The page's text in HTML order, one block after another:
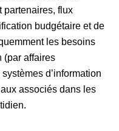
partenaires, flux
budgétaire et de
les besoins
(par affaires
d’information
associés dans les